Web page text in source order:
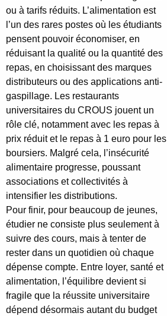
ou à tarifs réduits. L’alimentation est
l’un des rares postes où les étudiants
pensent pouvoir économiser, en
réduisant la qualité ou la quantité des
repas, en choisissant des marques
distributeurs ou des applications anti-
gaspillage. Les restaurants
universitaires du CROUS jouent un
rôle clé, notamment avec les repas à
prix réduit et le repas à 1 euro pour les
boursiers. Malgré cela, l’insécurité
alimentaire progresse, poussant
associations et collectivités à
intensifier les distributions.
Pour finir, pour beaucoup de jeunes,
étudier ne consiste plus seulement à
suivre des cours, mais à tenter de
rester dans un quotidien où chaque
dépense compte. Entre loyer, santé et
alimentation, l’équilibre devient si
fragile que la réussite universitaire
dépend désormais autant du budget